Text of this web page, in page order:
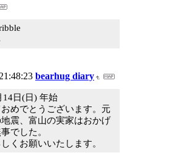
bearhug diary
14日(日) 年始
めでとうございます。元
地震、富山の実家はおかげ
でした。
くお願いいたします。